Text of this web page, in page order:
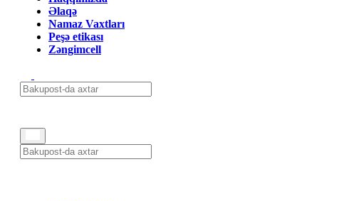
Əlaqə
Namaz Vaxtları
Peşə etikası
Zəngimcell